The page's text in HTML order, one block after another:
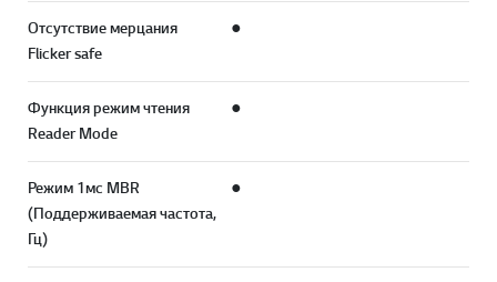
Отсутствие мерцания
Flicker safe
●
Функция режим чтения
Reader Mode
●
Режим 1мс MBR
(Поддерживаемая частота,
Гц)
●